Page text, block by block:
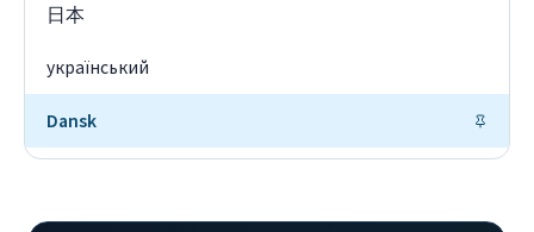
日本
український
Dansk